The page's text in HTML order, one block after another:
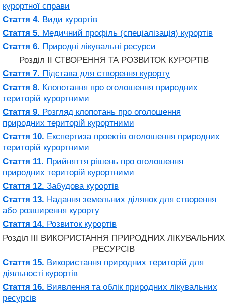
курортної справи
Стаття 4. Види курортів
Стаття 5. Медичний профіль (спеціалізація) курортів
Стаття 6. Природні лікувальні ресурси
Розділ II СТВОРЕННЯ ТА РОЗВИТОК КУРОРТІВ
Стаття 7. Підстава для створення курорту
Стаття 8. Клопотання про оголошення природних
територій курортними
Стаття 9. Розгляд клопотань про оголошення
природних територій курортними
Стаття 10. Експертиза проектів оголошення природних
територій курортними
Стаття 11. Прийняття рішень про оголошення
природних територій курортними
Стаття 12. Забудова курортів
Стаття 13. Надання земельних ділянок для створення
або розширення курорту
Стаття 14. Розвиток курортів
Розділ III ВИКОРИСТАННЯ ПРИРОДНИХ ЛІКУВАЛЬНИХ
РЕСУРСІВ
Стаття 15. Використання природних територій для
діяльності курортів
Стаття 16. Виявлення та облік природних лікувальних
ресурсів